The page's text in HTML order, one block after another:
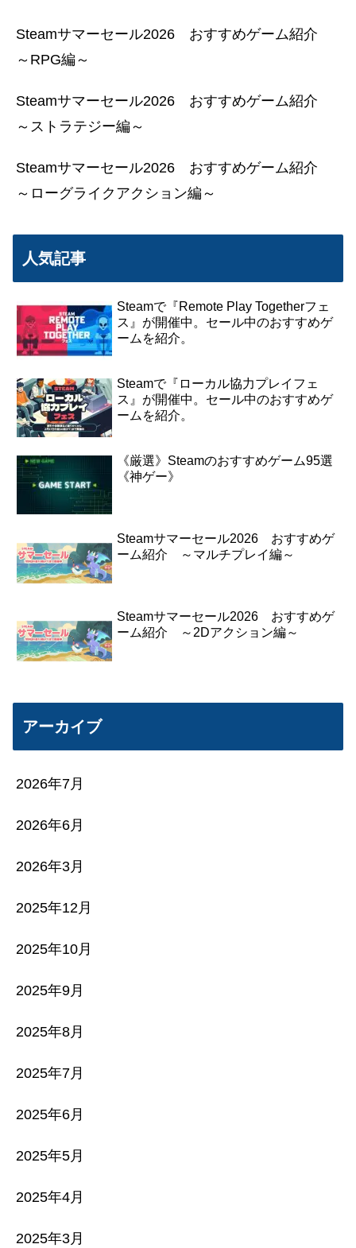
枚ずつ捨てます。
最も大きい枚数を宣言したプレイヤ
ー
撃破トークンの数字の合計
が1番高かったプレイヤーが勝者
Steamサマーセール2026 おすすめゲーム紹介
～RPG編～
Steamサマーセール2026 おすすめゲーム紹介
～ストラテジー編～
Steamサマーセール2026 おすすめゲーム紹介
～ローグライクアクション編～
人気記事
Steamで『Remote Play Togetherフェ
ス』が開催中。セール中のおすすめゲ
ームを紹介。
Steamで『ローカル協力プレイフェ
ス』が開催中。セール中のおすすめゲ
ームを紹介。
《厳選》Steamのおすすめゲーム95選
《神ゲー》
Steamサマーセール2026 おすすめゲ
ーム紹介 ～マルチプレイ編～
Steamサマーセール2026 おすすめゲ
ーム紹介 ～2Dアクション編～
アーカイブ
2026年7月
2026年6月
2026年3月
2025年12月
2025年10月
2025年9月
2025年8月
2025年7月
2025年6月
2025年5月
2025年4月
2025年3月